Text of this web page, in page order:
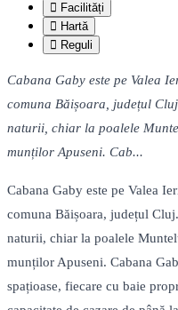
Facilități
Hartă
Reguli
Cabana Gaby este pe Valea
comuna Băișoara, județul
naturii, chiar la poalele
munților Apuseni. Cab...
Cabana Gaby este pe Valea
comuna Băișoara, județul
naturii, chiar la poalele
munților Apuseni. Cabana
spațioase, fiecare cu baie